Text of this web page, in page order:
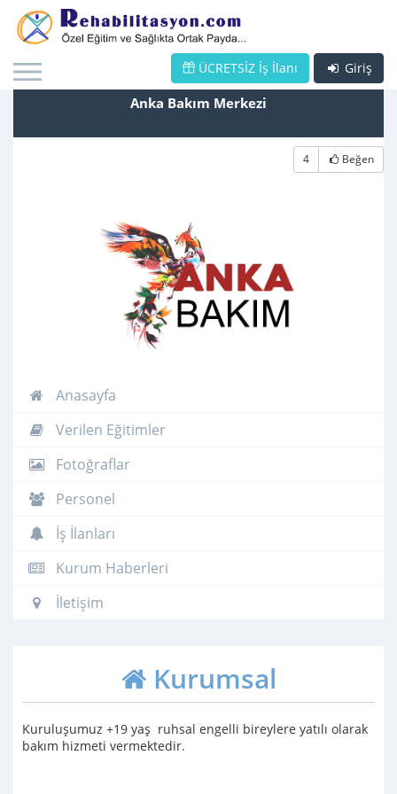
Giriş
ÜCRETSİZ İş İlanı
Anka Bakım Merkezi
4 Beğen
Anasayfa
Verilen Eğitimler
Fotoğraflar
Personel
İş İlanları
Kurum Haberleri
İletişim
Kurumsal
Kuruluşumuz +19 yaş ruhsal engelli bireylere yatılı olarak
bakım hizmeti vermektedir.